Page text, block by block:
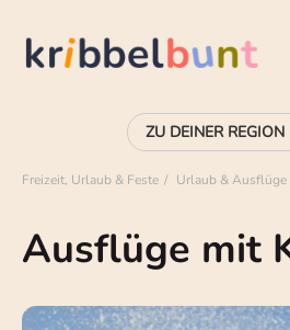
Freizeit, Urlaub & Feste Urlaub & Ausflüge
Ausflüge mit